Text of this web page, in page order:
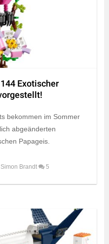
Exotischer
bekommen im Sommer
abgeänderten
Papageis.
Simon Brandt 5